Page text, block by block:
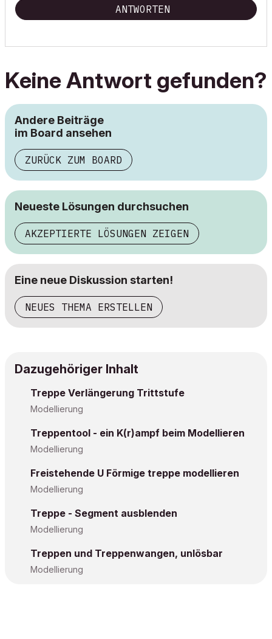
ANTWORTEN
Keine Antwort gefunden?
Andere Beiträge
im Board ansehen
ZURÜCK ZUM BOARD
Neueste Lösungen durchsuchen
AKZEPTIERTE LÖSUNGEN ZEIGEN
Eine neue Diskussion starten!
NEUES THEMA ERSTELLEN
Dazugehöriger Inhalt
Treppe Verlängerung Trittstufe
Modellierung
Treppentool - ein K(r)ampf beim Modellieren
Modellierung
Freistehende U Förmige treppe modellieren
Modellierung
Treppe - Segment ausblenden
Modellierung
Treppen und Treppenwangen, unlösbar
Modellierung